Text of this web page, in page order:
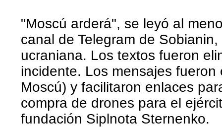
"Moscú arderá", se leyó al
canal de Telegram de
ucraniana. Los textos fueron
incidente. Los mensajes
Moscú) y facilitaron enlaces
compra de drones para el
fundación Siplnota Sternenko.